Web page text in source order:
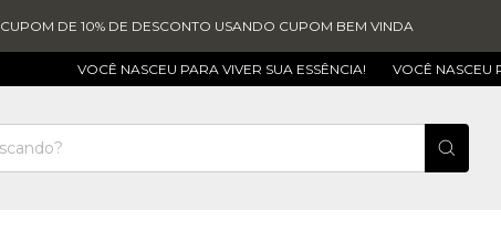
CUPOM DE 10% DE DESCONTO USANDO CUPOM BEM VINDA
VOCÊ NASCEU PARA VIVER SUA ESSÊNCIA! VOCÊ NASCEU PARA